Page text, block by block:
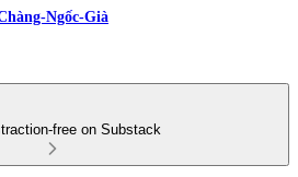
Ngốc-Già
free on Substack